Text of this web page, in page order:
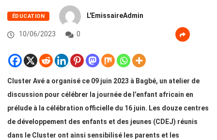
ÉDUCATION L'EmissaireAdmin
10/06/2023 0
Cluster Avé a organisé ce 09 juin 2023 à Bagbé, un atelier de
discussion pour célébrer la journée de l’enfant africain en
prélude à la célébration officielle du 16 juin. Les douze centres
de développement des enfants et des jeunes (CDEJ) réunis
dans le Cluster ont ainsi sensibilisé les parents et les